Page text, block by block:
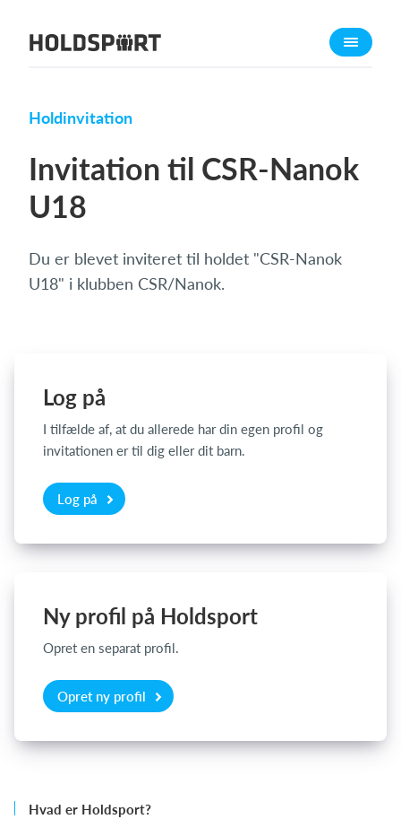
Om Holdsport
Presseomtale
Funktioner
Kontingentopkrævning
Hjemmeside
Hvad koster det?
Holdinvitation
Invitation til CSR-Nanok
U18
Du er blevet inviteret til holdet "CSR-Nanok
U18" i klubben CSR/Nanok.
Log på
I tilfælde af, at du allerede har din egen profil og
invitationen er til dig eller dit barn.
Log på
Ny profil på Holdsport
Opret en separat profil.
Opret ny profil
Hvad er Holdsport?